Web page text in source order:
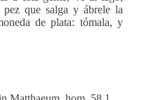
que salga y ábrele la
de plata: tómala, y